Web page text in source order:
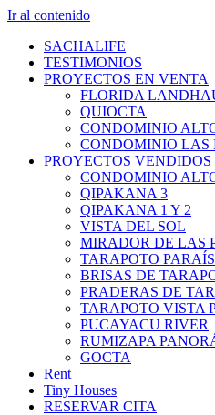
Ir al contenido
SACHALIFE
TESTIMONIOS
PROYECTOS EN VENTA
FLORIDA
QUIOCTA
CONDOMINIO
CONDOMINIO LAS
PROYECTOS VENDIDOS
CONDOMINIO
QIPAKANA 3
QIPAKANA 1 Y 2
VISTA DEL SOL
MIRADOR DE LAS
TARAPOTO
BRISAS DE
PRADERAS DE
TARAPOTO VISTA
PUCAYACU RIVER
RUMIZAPA
GOCTA
Rent
Tiny Houses
RESERVAR CITA